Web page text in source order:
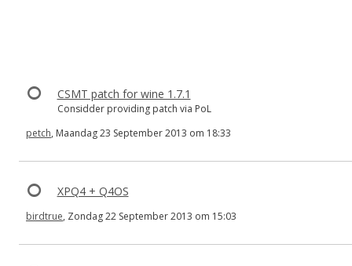
CSMT patch for wine 1.7.1
Considder providing patch via PoL
petch, Maandag 23 September 2013 om 18:33
XPQ4 + Q4OS
birdtrue, Zondag 22 September 2013 om 15:03